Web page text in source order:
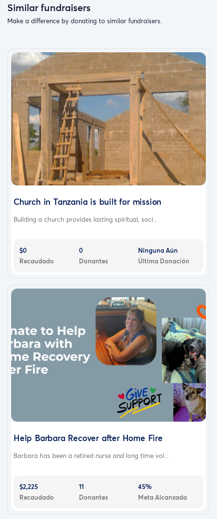
Similar fundraisers
Make a difference by donating to similar fundraisers.
Church in Tanzania is built for mission
Building a church provides lasting spiritual, soci...
$0
Recaudado
0
Donantes
Ninguna Aún
Última Donación
Help Barbara Recover after Home Fire
Barbara has been a retired nurse and long time vol...
$2,225
Recaudado
11
Donantes
45%
Meta Alcanzada